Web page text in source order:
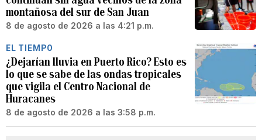
montañosa del sur de San Juan
8 de agosto de 2026 a las 4:21 p.m.
EL TIEMPO
¿Dejarían lluvia en Puerto Rico? Esto es
lo que se sabe de las ondas tropicales
que vigila el Centro Nacional de
Huracanes
8 de agosto de 2026 a las 3:58 p.m.